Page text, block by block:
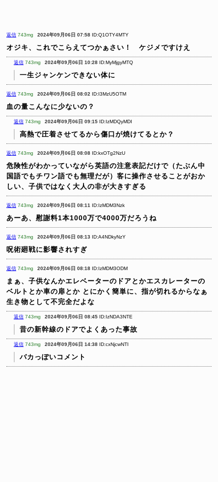
返信 743mg 2024年09月06日 07:58 ID:Q1OTY4MTY
オジキ、これでこらえてつかぁさい！ ケジメですけえ
返信 743mg 2024年09月06日 10:28 ID:MyMjgyMTQ
一生ジャンケンできない体に
返信 743mg 2024年09月06日 08:02 ID:I3MzU5OTM
血の量こんなに少ないの？
返信 743mg 2024年09月06日 09:15 ID:IzMDQyMDI
高熱で圧着させてるから傷口が焼けてるとか？
返信 743mg 2024年09月06日 08:08 ID:kxOTg2NzU
危険性がわかっていながら英語の注意表記だけで（たぶん中
国語でもチワン語でも無理だが）客に操作させることがおか
しい、子供ではなく大人の非が大きすぎる
返信 743mg 2024年09月06日 08:11 ID:IzMDM3Nzk
あーあ、慰謝料1本1000万で4000万だろうね
返信 743mg 2024年09月06日 08:13 ID:A4NDkyNzY
呪術廻戦に影響されすぎ
返信 743mg 2024年09月06日 08:18 ID:IzMDM3ODM
まぁ、子供なんかエレベーターのドアとかエスカレーターの
ベルトとか車の扉とか とにかく簡単に、指が切れるからなぁ
生き物として不完全だよな
返信 743mg 2024年09月06日 08:45 ID:IzNDA3NTE
昔の新幹線のドアでよくあった事故
返信 743mg 2024年09月06日 14:38 ID:cxNjcwNTI
バカっぽいコメント